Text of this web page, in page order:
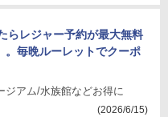
らレジャー予約が最大無料
。毎晩ルーレットでクーポ
ジアム/水族館などお得に
(2026/6/15)